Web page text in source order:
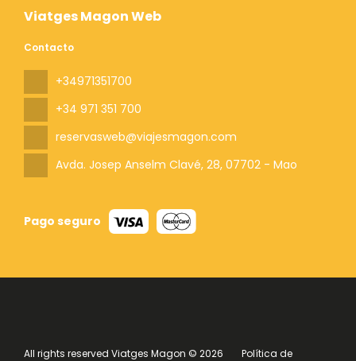
Viatges Magon Web
Contacto
+34971351700
+34 971 351 700
reservasweb@viajesmagon.com
Avda. Josep Anselm Clavé, 28, 07702 - Mao
Pago seguro
All rights reserved Viatges Magon © 2026
Política de